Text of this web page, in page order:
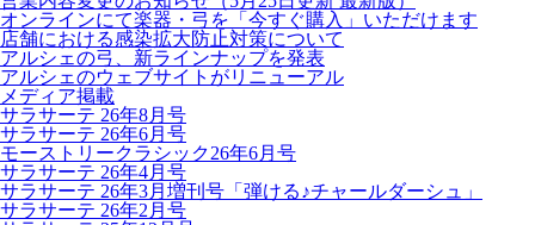
オンラインにて楽器・弓を「今すぐ購入」いただけます
店舗における感染拡大防止対策について
アルシェの弓、新ラインナップを発表
アルシェのウェブサイトがリニューアル
メディア掲載
サラサーテ 26年8月号
サラサーテ 26年6月号
モーストリークラシック26年6月号
サラサーテ 26年4月号
サラサーテ 26年3月増刊号「弾ける♪チャールダーシュ」
サラサーテ 26年2月号